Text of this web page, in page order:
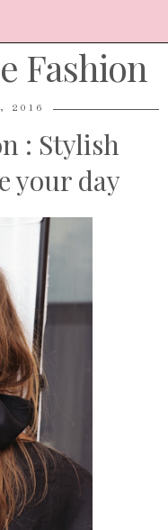
Fashion
2016
: Stylish
your day